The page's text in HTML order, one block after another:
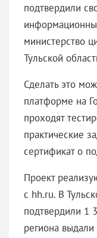
подтвердили
министерство
Тульской
Сделать это
платформе на
проходят
практические
сертификат о
Проект
с hh.ru. В
подтвердили 1
региона